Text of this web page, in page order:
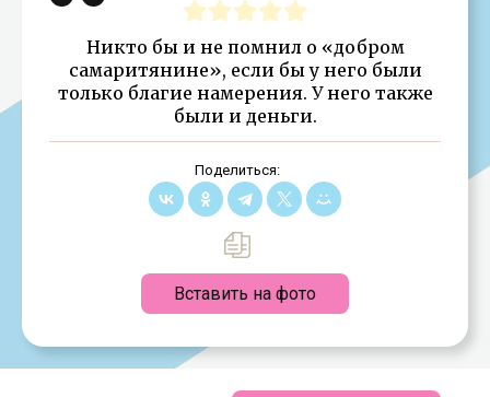
Никто бы и не помнил о «добром
самаритянине», если бы у него были
только благие намерения. У него также
были и деньги.
Поделиться:
Вставить на фото